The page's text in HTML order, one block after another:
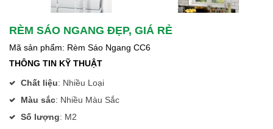
RÈM SÁO NGANG ĐẸP, GIÁ RẺ
Mã sản phẩm: Rèm Sáo Ngang CC6
THÔNG TIN KỸ THUẬT
Chất liệu: Nhiều Loại
Màu sắc: Nhiều Màu Sắc
Số lượng: M2